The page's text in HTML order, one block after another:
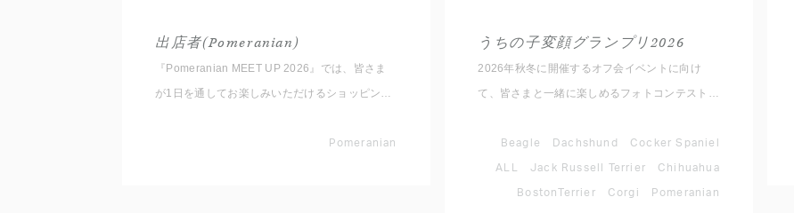
出店者(Pomeranian)
『Pomeranian MEET UP 2026』では、皆さま
が1日を通してお楽しみいただけるショッピング
ントと共に出店者をご紹介いたしますので事前に
Pomeranian
うちの子変顔グランプリ2026
2026年秋冬に開催するオフ会イベントに向け
て、皆さまと一緒に楽しめるフォトコンテストを
おきの変顔写真を撮影して、指定のハッシュタグ
と対象犬種アカウントをメンションして
Instagramに投稿するだけ。 思わず笑ってしまう
Beagle Dachshund Cocker Spaniel
ALL Jack Russell Terrier Chihuahua
BostonTerrier Corgi Pomeranian